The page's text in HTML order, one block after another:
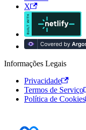
X
Informações Legais
Privacidade
Termos de Serviço
Política de Cookies